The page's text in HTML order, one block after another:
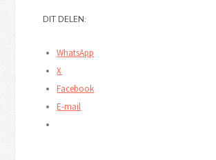
DIT DELEN:
WhatsApp
X
Facebook
E-mail